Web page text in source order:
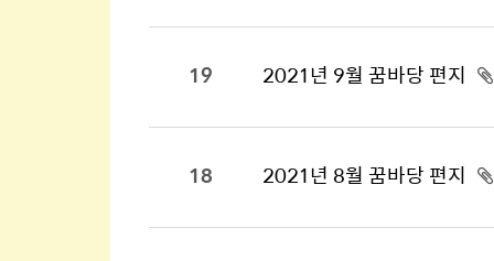
19 2021년 9월 꿈바당 편지
18 2021년 8월 꿈바당 편지